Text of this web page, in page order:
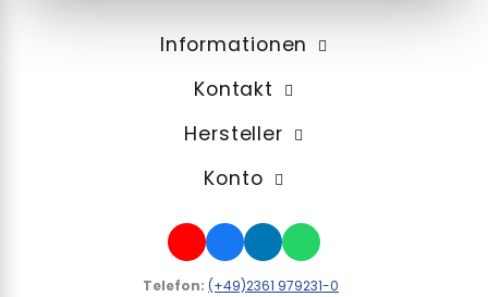
Informationen
Kontakt
Hersteller
Konto
Telefon: (+49)2361 979231-0